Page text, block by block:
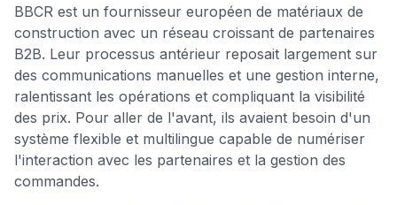
BBCR est un fournisseur européen de matériaux de
construction avec un réseau croissant de partenaires
B2B. Leur processus antérieur reposait largement sur
des communications manuelles et une gestion interne,
ralentissant les opérations et compliquant la visibilité
des prix. Pour aller de l'avant, ils avaient besoin d'un
système flexible et multilingue capable de numériser
l'interaction avec les partenaires et la gestion des
commandes.